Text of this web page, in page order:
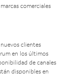
comerciales
clientes
en los últimos
de canales
disponibles en